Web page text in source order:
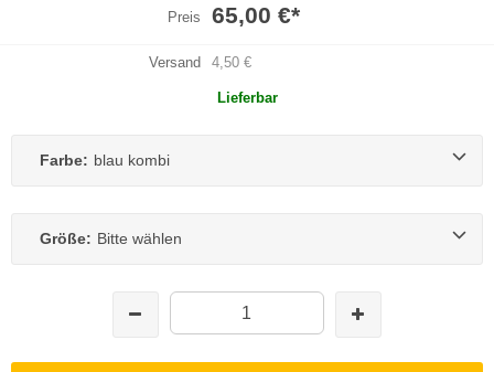
Preis 65,00 €*
Versand 4,50 €
Lieferbar
Farbe: blau kombi
Größe: Bitte wählen